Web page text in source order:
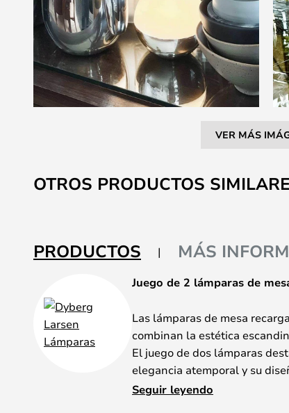
VER MÁS
al
comienzo
galería
de
OTROS PRODUCTOS
PRODUCTOS MÁS
Juego de 2 lámparas de
Las lámparas de mesa
combinan la estética
El juego de dos lámparas
elegancia atemporal y su
complementa con estilo tanto
Seguir leyendo